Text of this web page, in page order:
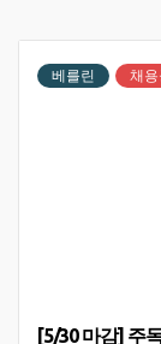
베를린 채용
[5/30 마감] 주